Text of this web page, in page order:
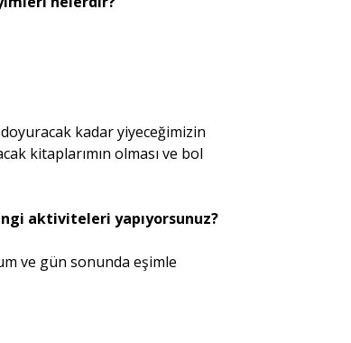
doyuracak kadar yiyeceğimizin
kitaplarımın olması ve bol
aktiviteleri yapıyorsunuz?
ve gün sonunda eşimle